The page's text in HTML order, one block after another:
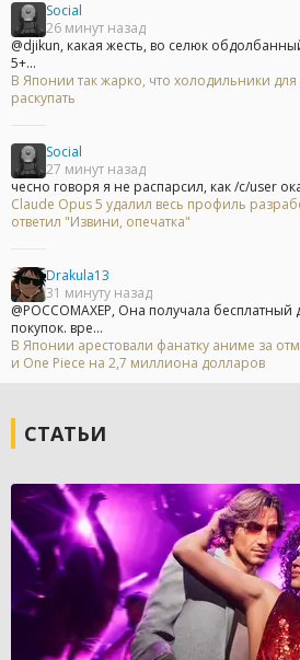
Social
26 минут назад
@djikun, какая жесть, во селюк
5+...
В Японии так жарко, что холодильники
раскупать
Social
27 минут назад
чесно говоря я не распарсил, как /c/user
Claude Opus 5 удалил весь профиль
ответил "Извини, опечатка"
Drakula13
31 минуту назад
@POCCOMAXEP, Она получала
покупок. вре...
В Японии арестовали фанатку аниме за
и One Piece на 2,7 миллиона долларов
СТАТЬИ